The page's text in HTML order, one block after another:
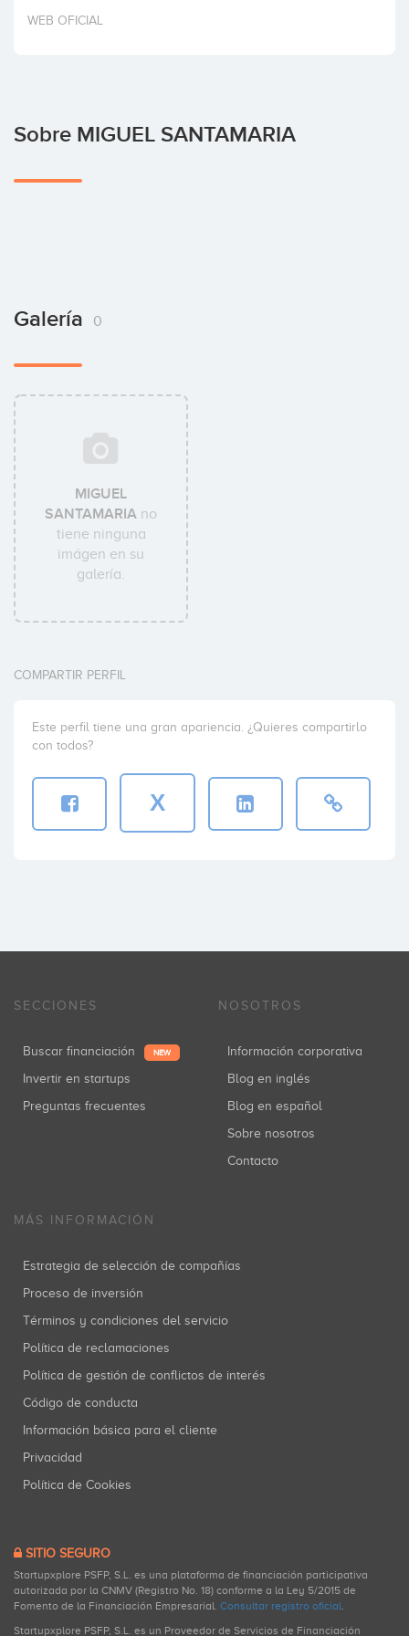
Invertir
WEB OFICIAL
Sobre MIGUEL SANTAMARIA
Galería 0
MIGUEL
SANTAMARIA no
tiene ninguna
imágen en su
galería.
COMPARTIR PERFIL
Este perfil tiene una gran apariencia. ¿Quieres compartirlo
con todos?
X
SECCIONES
Buscar financiación NEW
Invertir en startups
Preguntas frecuentes
NOSOTROS
Información corporativa
Blog en inglés
Blog en español
Sobre nosotros
Contacto
MÁS INFORMACIÓN
Estrategia de selección de compañías
Proceso de inversión
Términos y condiciones del servicio
Política de reclamaciones
Política de gestión de conflictos de interés
Código de conducta
Información básica para el cliente
Privacidad
Política de Cookies
SITIO SEGURO
Startupxplore PSFP, S.L. es una plataforma de financiación participativa
autorizada por la CNMV (Registro No. 18) conforme a la Ley 5/2015 de
Fomento de la Financiación Empresarial. Consultar registro oficial.
Startupxplore PSFP, S.L. es un Proveedor de Servicios de Financiación